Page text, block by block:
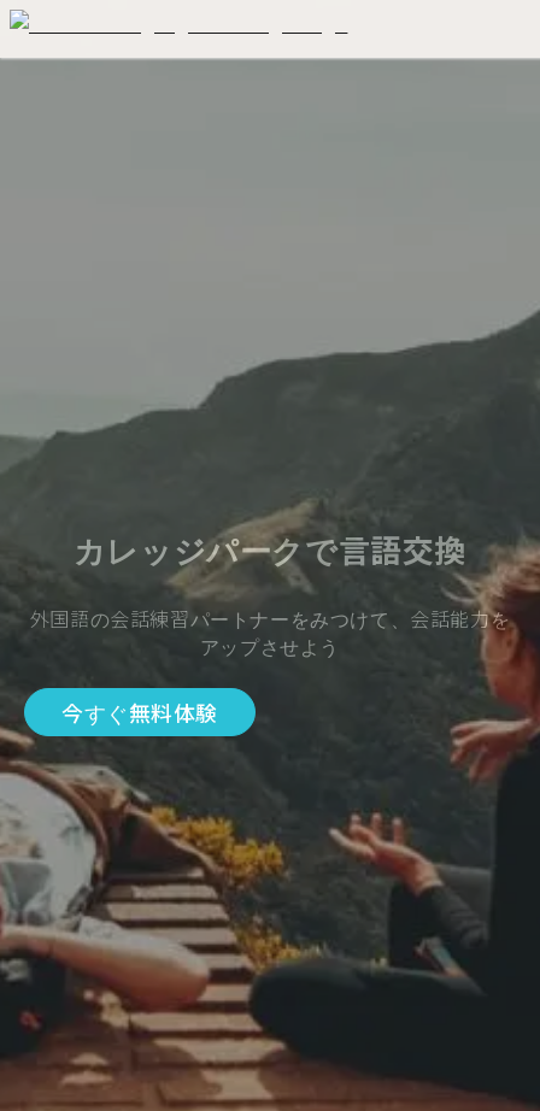
カレッジパークで言語交換
外国語の会話練習パートナーをみつけて、会話能力を
アップさせよう
今すぐ無料体験